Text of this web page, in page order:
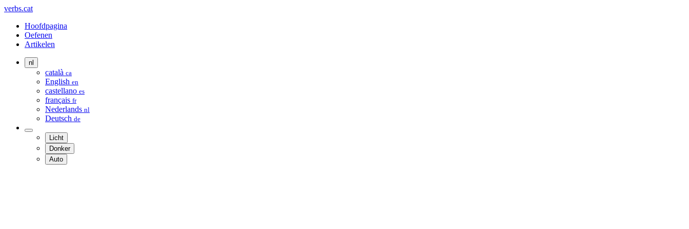
verbs.cat
Hoofdpagina
Oefenen
Artikelen
nl
català ca
English en
castellano es
français fr
Nederlands nl
Deutsch de
Licht
Donker
Auto